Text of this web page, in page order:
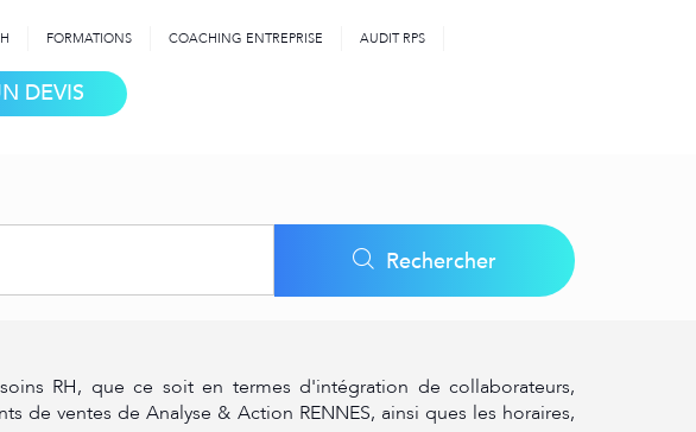
FORMATIONS COACHING ENTREPRISE AUDIT RPS
DEVIS
Rechercher
RH, que ce soit en termes d'intégration de collaborateurs,
ventes de Analyse & Action RENNES, ainsi ques les horaires,